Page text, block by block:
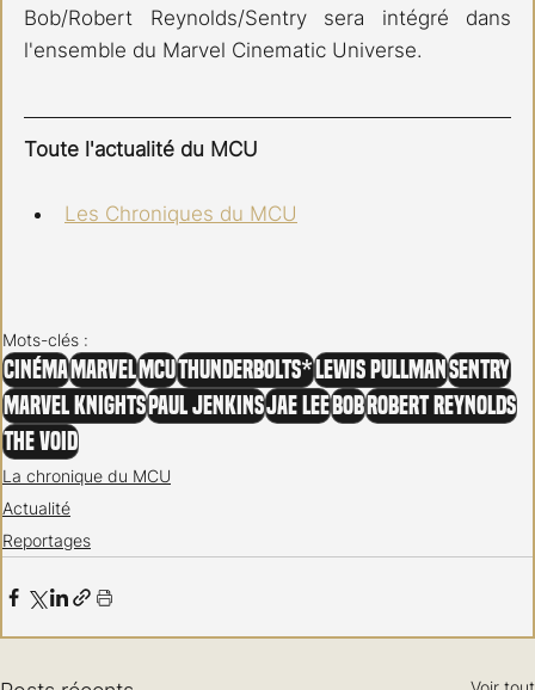
Bob/Robert Reynolds/Sentry sera intégré dans
l'ensemble du Marvel Cinematic Universe.
Toute l'actualité du MCU
Les Chroniques du MCU
Mots-clés :
CinémaMarvelMCUThunderbolts* Lewis PullmanSentry
Marvel Knights Paul JenkinsJae Lee Bob Robert Reynolds
The void
La chronique du MCU
Actualité
Reportages